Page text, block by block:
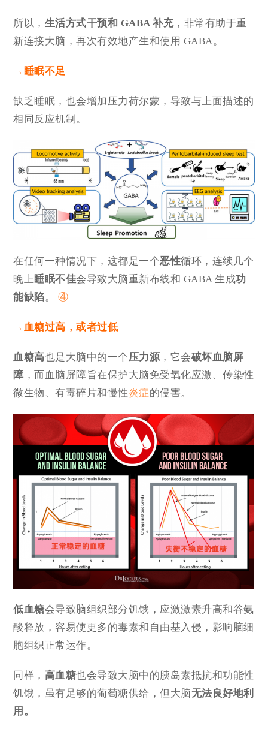
所以， 生活方式干预和 GABA 补充，非常有助于重
新连接大脑，再次有效地产生和使用 GABA。
→ 睡眠不足
缺乏睡眠，也会增加压力荷尔蒙，导致与上面描述的
相同反应机制。
在任何一种情况下，这都是一个恶性循环，连续几个
晚上睡眠不佳会导致大脑重新布线和 GABA 生成功
能缺陷。 ④
→ 血糖过高，或者过低
血糖高也是大脑中的一个压力源，它会破坏血脑屏
障 ，而血脑屏障旨在保护大脑免受氧化应激、传染性
微生物、有毒碎片和慢性炎症的侵害。
低血糖会导致脑组织部分饥饿，应激激素升高和谷氨
酸释放，容易使更多的毒素和自由基入侵，影响脑细
胞组织正常运作。
同样， 高血糖也会导致大脑中的胰岛素抵抗和功能性
饥饿，虽有足够的葡萄糖供给，但大脑无法良好地利
用。